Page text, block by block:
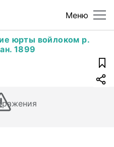
Меню
юрты войлоком р.
1899